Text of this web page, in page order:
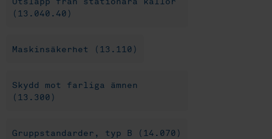
(13.040.40)
Maskinsäkerhet (13.110)
Skydd mot farliga ämnen
(13.300)
Gruppstandarder, typ B (14.070)